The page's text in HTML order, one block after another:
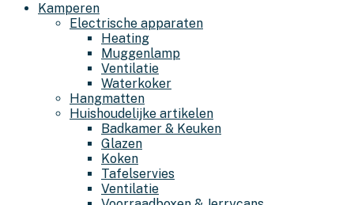
Kamperen
Electrische apparaten
Heating
Muggenlamp
Ventilatie
Waterkoker
Hangmatten
Huishoudelijke artikelen
Badkamer & Keuken
Glazen
Koken
Tafelservies
Ventilatie